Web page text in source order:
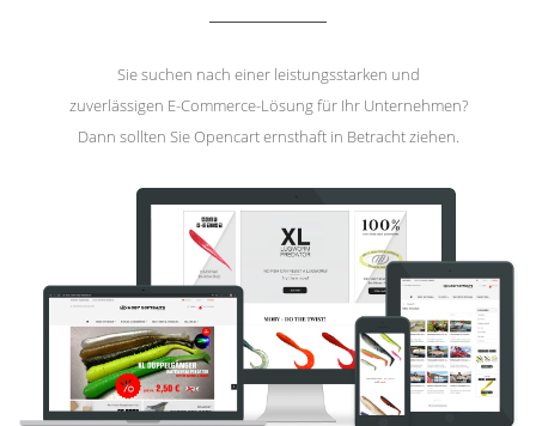
Sie suchen nach einer leistungsstarken und
zuverlässigen E-Commerce-Lösung für Ihr Unternehmen?
Dann sollten Sie Opencart ernsthaft in Betracht ziehen.